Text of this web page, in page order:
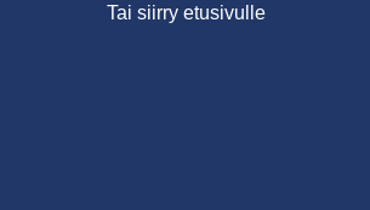
Tai siirry etusivulle